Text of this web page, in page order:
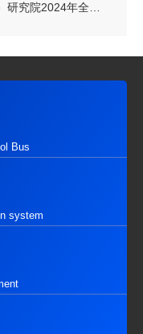
优秀大学生夏令营成功举办
Bus
system